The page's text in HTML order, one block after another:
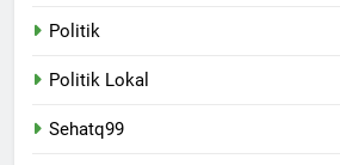
Politik
Politik Lokal
Sehatq99